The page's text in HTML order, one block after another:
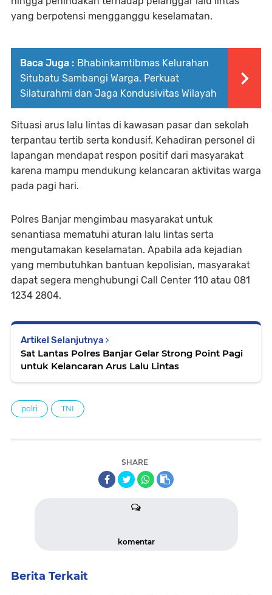
yang berpotensi mengganggu keselamatan.
Baca Juga : Bhabinkamtibmas Kelurahan
Situbatu Sambangi Warga, Perkuat
Silaturahmi dan Jaga Kondusivitas Wilayah
Situasi arus lalu lintas di kawasan pasar dan sekolah
terpantau tertib serta kondusif. Kehadiran personel di
lapangan mendapat respon positif dari masyarakat
karena mampu mendukung kelancaran aktivitas warga
pada pagi hari.
Polres Banjar mengimbau masyarakat untuk
senantiasa mematuhi aturan lalu lintas serta
mengutamakan keselamatan. Apabila ada kejadian
yang membutuhkan bantuan kepolisian, masyarakat
dapat segera menghubungi Call Center 110 atau 081
1234 2804.
Artikel Selanjutnya
Sat Lantas Polres Banjar Gelar Strong Point Pagi
untuk Kelancaran Arus Lalu Lintas
polri TNI
SHARE
komentar
Berita Terkait